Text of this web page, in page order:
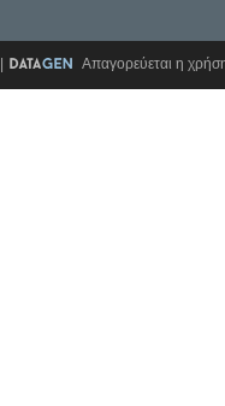
Απαγορεύεται η